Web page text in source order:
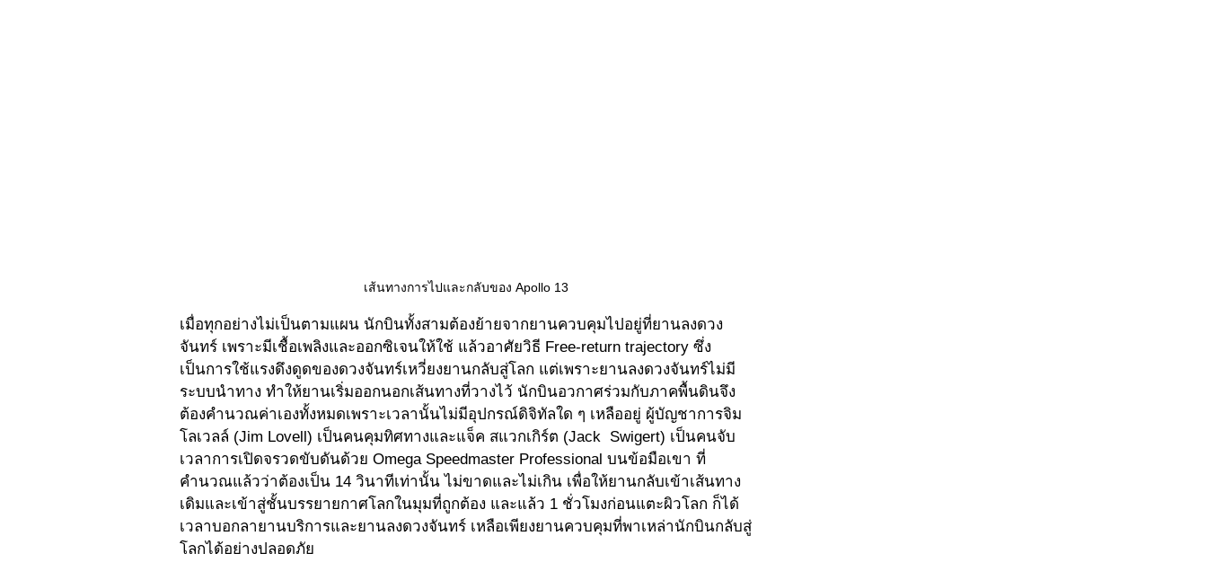
เส้นทางการไปและกลับของ Apollo 13
เมื่อทุกอย่างไม่เป็นตามแผน นักบินทั้งสามต้องย้ายจากยานควบคุมไปอยู่ที่ยานลงดวง
จันทร์ เพราะมีเชื้อเพลิงและออกซิเจนให้ใช้ แล้วอาศัยวิธี Free-return trajectory ซึ่ง
เป็นการใช้แรงดึงดูดของดวงจันทร์เหวี่ยงยานกลับสู่โลก แต่เพราะยานลงดวงจันทร์ไม่มี
ระบบนำทาง ทำให้ยานเริ่มออกนอกเส้นทางที่วางไว้ นักบินอวกาศร่วมกับภาคพื้นดินจึง
ต้องคำนวณค่าเองทั้งหมดเพราะเวลานั้นไม่มีอุปกรณ์ดิจิทัลใด ๆ เหลืออยู่ ผู้บัญชาการจิม
โลเวลล์ (Jim Lovell) เป็นคนคุมทิศทางและแจ็ค สแวกเกิร์ต (Jack  Swigert) เป็นคนจับ
เวลาการเปิดจรวดขับดันด้วย Omega Speedmaster Professional บนข้อมือเขา ที่
คำนวณแล้วว่าต้องเป็น 14 วินาทีเท่านั้น ไม่ขาดและไม่เกิน เพื่อให้ยานกลับเข้าเส้นทาง
เดิมและเข้าสู่ชั้นบรรยายกาศโลกในมุมที่ถูกต้อง และแล้ว 1 ชั่วโมงก่อนแตะผิวโลก ก็ได้
เวลาบอกลายานบริการและยานลงดวงจันทร์ เหลือเพียงยานควบคุมที่พาเหล่านักบินกลับสู่
โลกได้อย่างปลอดภัย